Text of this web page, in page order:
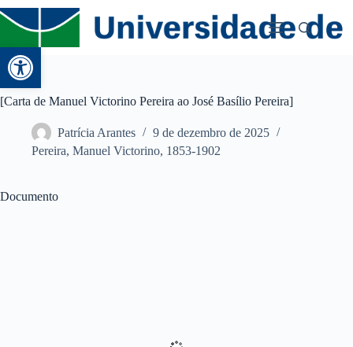
Abrir a barra de ferramentas
[Carta de Manuel Victorino Pereira ao José Basílio Pereira]
Patrícia Arantes
9 de dezembro de 2025
Pereira, Manuel Victorino, 1853-1902
Documento